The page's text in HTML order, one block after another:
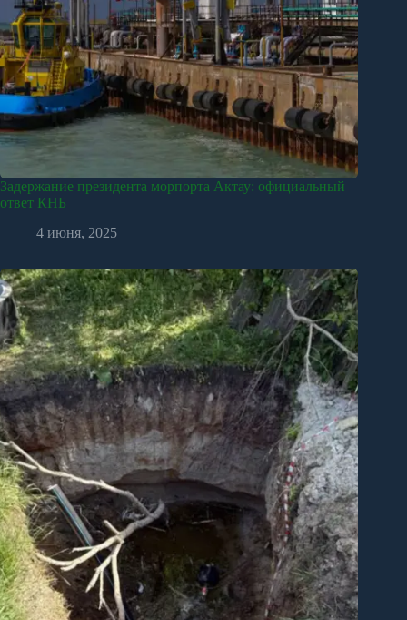
Задержание президента морпорта Актау: официальный
ответ КНБ
4 июня, 2025